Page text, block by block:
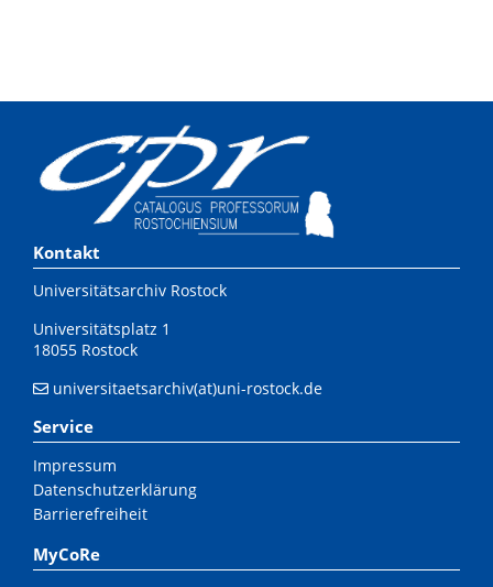
Kontakt
Universitätsarchiv Rostock
Universitätsplatz 1
18055 Rostock
universitaetsarchiv(at)uni-rostock.de
Service
Impressum
Datenschutzerklärung
Barrierefreiheit
MyCoRe